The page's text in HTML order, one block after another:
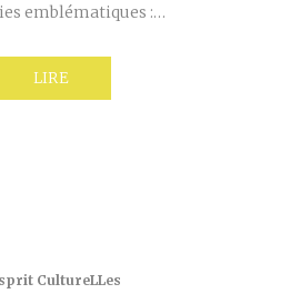
emblématiques :…
LIRE
CultureLLes